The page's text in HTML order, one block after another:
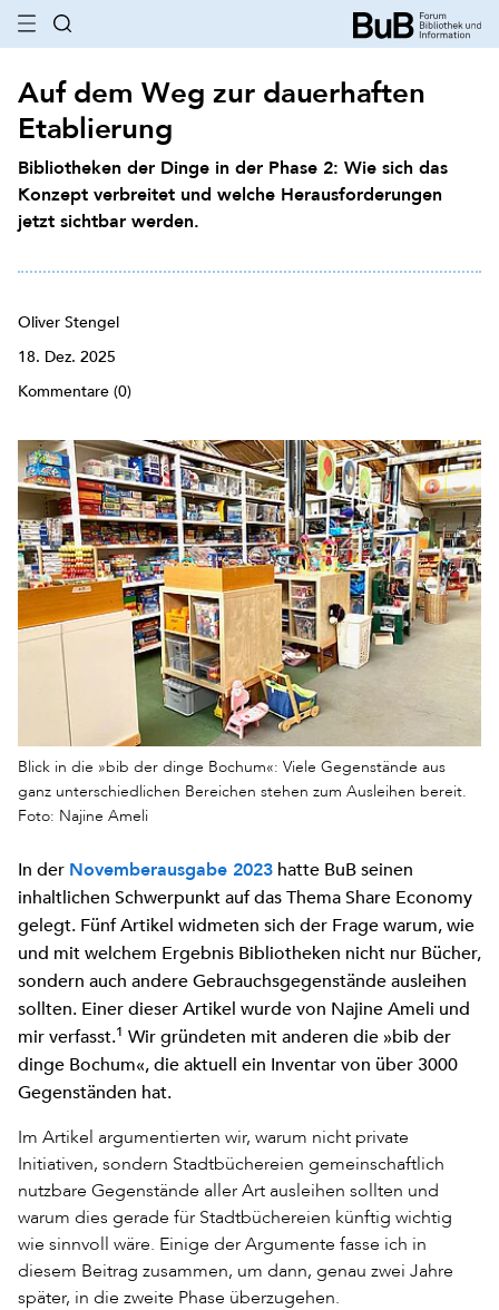
Auf dem Weg zur dauerhaften
Etablierung
Bibliotheken der Dinge in der Phase 2: Wie sich das
Konzept verbreitet und welche Herausforderungen
jetzt sichtbar werden.
Oliver Stengel
18. Dez. 2025
Kommentare (0)
Blick in die »bib der dinge Bochum«: Viele Gegenstände aus
ganz unterschiedlichen Bereichen stehen zum Ausleihen bereit.
Foto: Najine Ameli
In der Novemberausgabe 2023 hatte BuB seinen
inhaltlichen Schwerpunkt auf das Thema Share Economy
gelegt. Fünf Artikel widmeten sich der Frage warum, wie
und mit welchem Ergebnis Bibliotheken nicht nur Bücher,
sondern auch andere Gebrauchsgegenstände ausleihen
sollten. Einer dieser Artikel wurde von Najine Ameli und
mir verfasst.1 Wir gründeten mit anderen die »bib der
dinge Bochum«, die aktuell ein Inventar von über 3000
Gegenständen hat.
Im Artikel argumentierten wir, warum nicht private
Initiativen, sondern Stadtbüchereien gemeinschaftlich
nutzbare Gegenstände aller Art ausleihen sollten und
warum dies gerade für Stadtbüchereien künftig wichtig
wie sinnvoll wäre. Einige der Argumente fasse ich in
diesem Beitrag zusammen, um dann, genau zwei Jahre
später, in die zweite Phase überzugehen.